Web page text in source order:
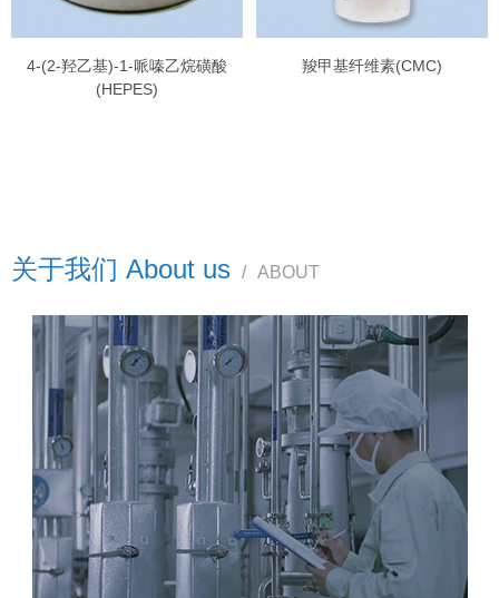
4-(2-羟乙基)-1-哌嗪乙烷磺酸
(HEPES)
羧甲基纤维素(CMC)
关于我们 About us / ABOUT